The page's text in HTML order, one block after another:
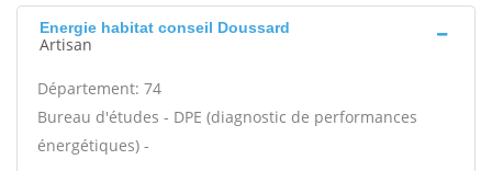
Energie habitat conseil Doussard
Artisan
Département: 74
Bureau d'études - DPE (diagnostic de performances
énergétiques) -